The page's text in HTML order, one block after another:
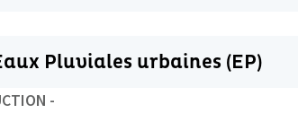
Pluviales urbaines (EP)
-